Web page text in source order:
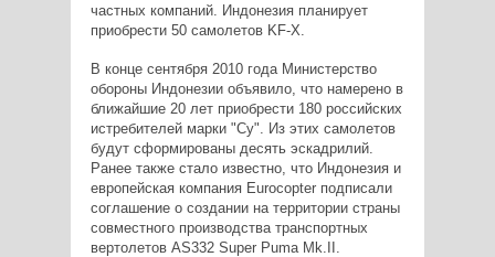
частных компаний. Индонезия планирует
приобрести 50 самолетов KF-X.
В конце сентября 2010 года Министерство
обороны Индонезии объявило, что намерено в
ближайшие 20 лет приобрести 180 российских
истребителей марки "Су". Из этих самолетов
будут сформированы десять эскадрилий.
Ранее также стало известно, что Индонезия и
европейская компания Eurocopter подписали
соглашение о создании на территории страны
совместного производства транспортных
вертолетов AS332 Super Puma Mk.II.